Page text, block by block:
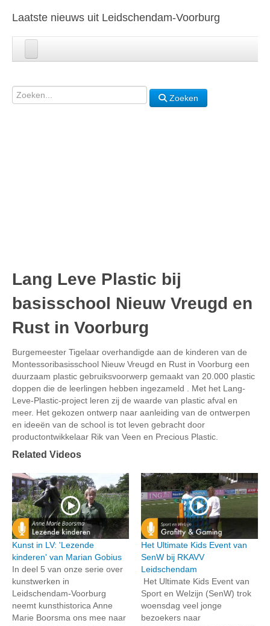
Laatste nieuws uit Leidschendam-Voorburg
Zoeken
Lang Leve Plastic bij
basisschool Nieuw Vreugd en
Rust in Voorburg
Burgemeester Tigelaar overhandigde aan de kinderen van de
Montessoribasisschool Nieuw Vreugd en Rust in Voorburg een
duurzaam plastic gebruiksvoorwerp gemaakt van 20.000 plastic
doppen die de leerlingen hebben ingezameld . Met het Lang-
Leve-Plastic-project leren zij de waarde van plastic afval en
meer. Het gekozen ontwerp naar aanleiding van de ontwerpen
en ideeën van de school is tot leven gebracht door
productontwikkelaar Rik van Veen en Precious Plastic.
Related Videos
Kunst in LV: 'Lezende
kinderen' van Marian Gobius
In deel 5 van onze serie over
kunstwerken in
Leidschendam-Voorburg
neemt kunsthistorica Anne
Marie Boorsma ons mee naar
Het Ultimate Kids Event van
SenW bij RKAVV
Leidschendam
Het Ultimate Kids Event van
Sport en Welzijn (SenW) trok
woensdag veel jonge
bezoekers naar